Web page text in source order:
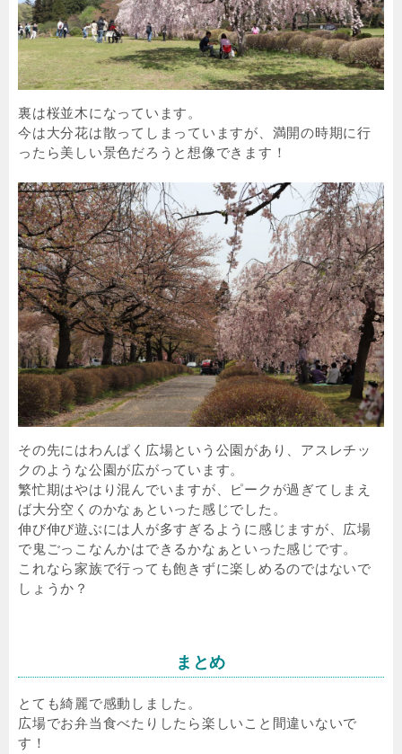
裏は桜並木になっています。
今は大分花は散ってしまっていますが、満開の時期に行
ったら美しい景色だろうと想像できます！
その先にはわんぱく広場という公園があり、アスレチッ
クのような公園が広がっています。
繁忙期はやはり混んでいますが、ピークが過ぎてしまえ
ば大分空くのかなぁといった感じでした。
伸び伸び遊ぶには人が多すぎるように感じますが、広場
で鬼ごっこなんかはできるかなぁといった感じです。
これなら家族で行っても飽きずに楽しめるのではないで
しょうか？
まとめ
とても綺麗で感動しました。
広場でお弁当食べたりしたら楽しいこと間違いないで
す！